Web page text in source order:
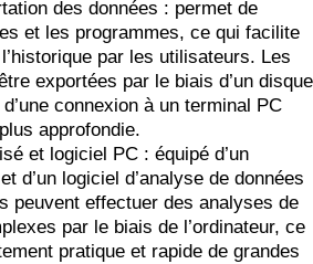
des données : permet de
et les programmes, ce qui facilite
par les utilisateurs. Les
exportées par le biais d’un disque
connexion à un terminal PC
approfondie.
et logiciel PC : équipé d’un
d’un logiciel d’analyse de données
peuvent effectuer des analyses de
par le biais de l’ordinateur, ce
pratique et rapide de grandes